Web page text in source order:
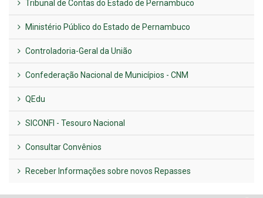
Tribunal de Contas do Estado de Pernambuco
Ministério Público do Estado de Pernambuco
Controladoria-Geral da União
Confederação Nacional de Municípios - CNM
QEdu
SICONFI - Tesouro Nacional
Consultar Convênios
Receber Informações sobre novos Repasses